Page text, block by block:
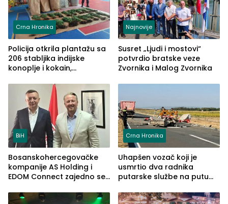
Crna Hronika
Policija otkrila plantažu sa
206 stabljika indijske
konoplje i kokain,
(FOTO)
Najnovije
Susret „Ljudi i mostovi“
potvrdio bratske veze
Zvornika i Malog Zvornika
BiH
Bosanskohercegovačke
kompanije AS Holding i
EDOM Connect zajedno se
Crna Hronika
Uhapšen vozač koji je
usmrtio dva radnika
putarske službe na putu
(FOTO)